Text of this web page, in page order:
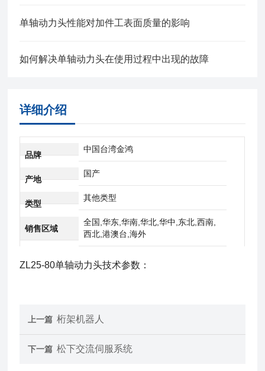
单轴动力头性能对加件工表面质量的影响
如何解决单轴动力头在使用过程中出现的故障
详细介绍
品牌
中国台湾金鸿
产地
国产
类型
其他类型
销售区域
全国,华东,华南,华北,华中,东北,西南,
西北,港澳台,海外
ZL25-80单轴动力头技术参数：
上一篇 桁架机器人
下一篇 松下交流伺服系统